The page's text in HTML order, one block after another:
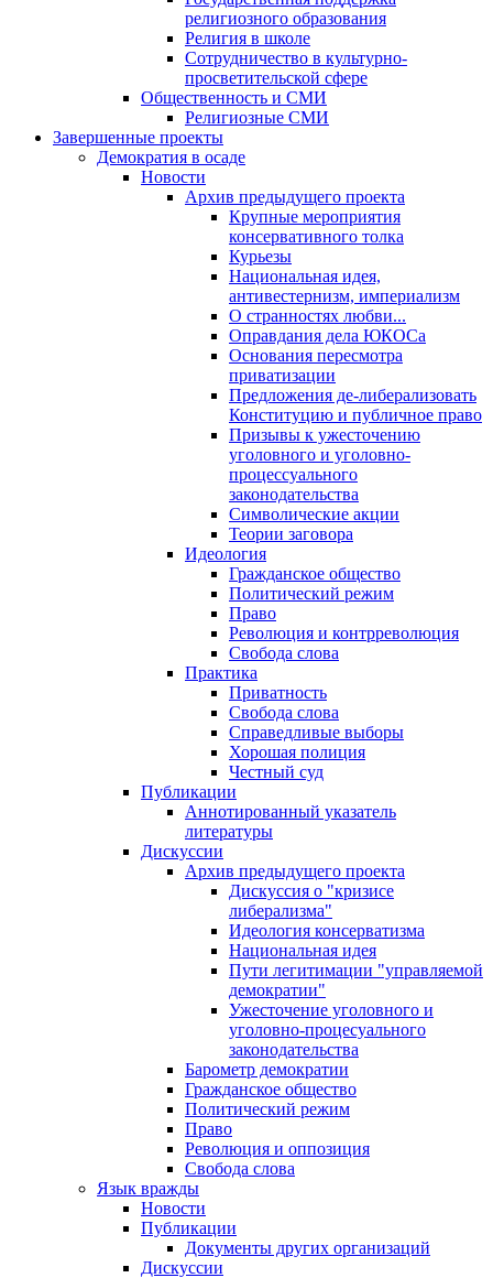
религиозного образования
Религия в школе
Сотрудничество в культурно-
просветительской сфере
Общественность и СМИ
Религиозные СМИ
Завершенные проекты
Демократия в осаде
Новости
Архив предыдущего проекта
Крупные мероприятия
консервативного толка
Курьезы
Национальная идея,
антивестернизм, империализм
О странностях любви...
Оправдания дела ЮКОСа
Основания пересмотра
приватизации
Предложения де-либерализовать
Конституцию и публичное право
Призывы к ужесточению
уголовного и уголовно-
процессуального
законодательства
Символические акции
Теории заговора
Идеология
Гражданское общество
Политический режим
Право
Революция и контрреволюция
Свобода слова
Практика
Приватность
Свобода слова
Справедливые выборы
Хорошая полиция
Честный суд
Публикации
Аннотированный указатель
литературы
Дискуссии
Архив предыдущего проекта
Дискуссия о "кризисе
либерализма"
Идеология консерватизма
Национальная идея
Пути легитимации "управляемой
демократии"
Ужесточение уголовного и
уголовно-процесуального
законодательства
Барометр демократии
Гражданское общество
Политический режим
Право
Революция и оппозиция
Свобода слова
Язык вражды
Новости
Публикации
Документы других организаций
Дискуссии